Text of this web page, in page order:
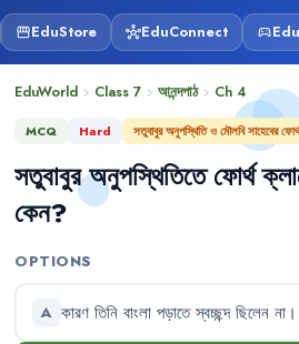
storefrontEduStore hubEduConnect sports_esports
EduWorld chevron_right Class 7 chevron_right আনন্দপাঠchevron_right Ch 4
MCQ Hard সতুবাবুর অনুপস্থিতি ও মৌলবি সাহেবের
সতুবাবুর অনুপস্থিতিতে ফোর্থ
কেন?
OPTIONS
A কারণ তিনি বাংলা পড়াতে স্বচ্ছন্দ ছিলেন না।